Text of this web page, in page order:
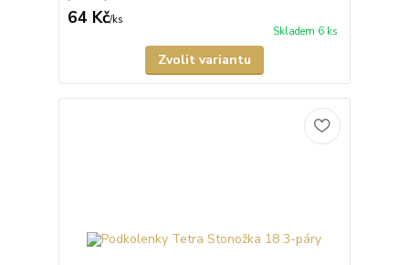
64 Kč/ks
Skladem 6 ks
Zvolit variantu